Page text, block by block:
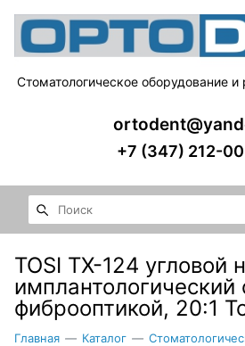
Стоматологическое оборудование
+7 (347) 212-
TOSI ТХ-124 угловой
имплантологический
фиброоптикой, 20:1
Главная — Каталог —